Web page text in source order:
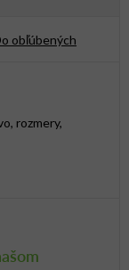
obľúbených
rozmery,